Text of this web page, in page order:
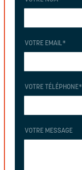
VOTRE EMAIL*
VOTRE TÉLÉPHONE*
VOTRE MESSAGE